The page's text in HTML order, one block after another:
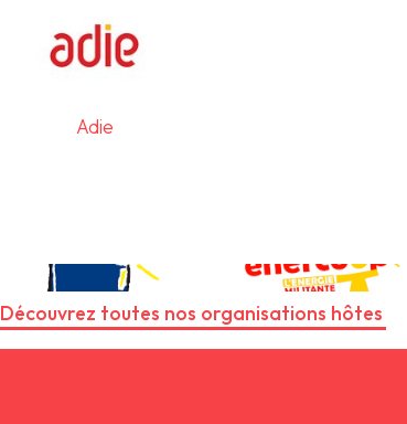
Adie
Découvrez toutes nos organisations hôtes